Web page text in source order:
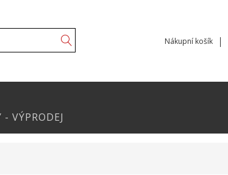
Nákupní košík
VÝPRODEJ